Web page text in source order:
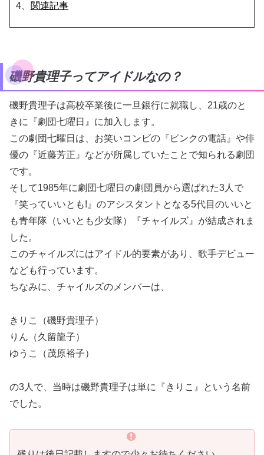
4、 関連記事
磯野貴理子ってアイドルなの？
磯野貴理子は高校卒業後に一旦銀行に就職し、21歳のと
きに『劇団七曜日』に加入します。
この劇団七曜日は、お笑いコンビの『ピンクの電話』や俳
優の『近藤芳正』などが所属していたことで知られる劇団
です。
そして1985年に劇団七曜日の劇団員から選ばれた3人で
『笑っていいとも!』のアシスタントとなる5代目のいいと
も青年隊（いいとも少女隊）『チャイルズ』が結成されま
した。
このチャイルズにはアイドル的要素があり、歌手デビュー
なども行っています。
ちなみに、チャイルズのメンバーは、
きりこ（磯野貴理子）
りん（久留龍子）
ゆうこ（茂原裕子）
の3人で、当時は磯野貴理子は単に『きりこ』という名前
でした。